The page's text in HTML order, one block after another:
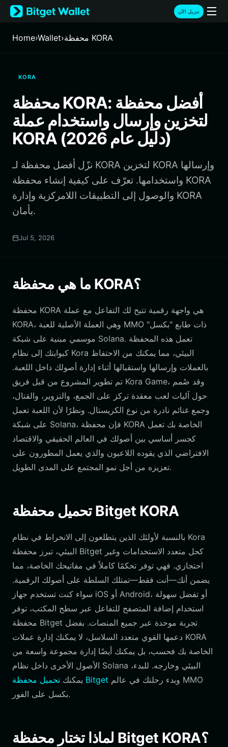
English
日本語
Русский
Italiano
Deutsch
简体中文
繁體中文
Português (Portugal)
ภาษาไทย
हिन्दी
Español
Português (Brasil)
تنزيل الآن
Home›Wallet› محفظة KORA
KORA
محفظة KORA: أفضل محفظة
لتخزين وإرسال واستخدام عملة
KORA (دليل عام 2026)
نزّل أفضل محفظة لـ KORA لتخزين KORA وإرسالها
واستخدامها. تعرّف على كيفية إنشاء محفظة KORA
والوصول إلى التطبيقات اللامركزية وإدارة KORA
بأمان.
Jul 5, 2026
ما هي محفظة KORA؟
محفظة KORA هي واجهة رقمية تتيح لك التفاعل مع عملة
KORA، وهي العملة الأصلية للعبة MMO ذات طابع "بكسل"
موسمي مبنية على شبكة Solana. تعمل هذه المحفظة
كبوابتك إلى نظام Kora البيئي، مما يمكنك من الاحتفاظ
بالعملات وإرسالها واستقبالها أثناء إدارة أصولك داخل اللعبة.
تم تطوير المشروع من قبل فريق Kora Game، وقد صُمم
حول آليات لعب معقدة تركز على الجمع، والتزوير، والقتال،
وجمع غنائم نادرة من نوع الكريستال. ونظرًا لأن اللعبة تعمل
على شبكة Solana، فإن محفظة KORA الخاصة بك تعمل
كجسر أساسي بين أصولك في العالم الحقيقي والاقتصاد
الافتراضي الذي يقوده اللاعبون والذي يعمل المطورون على
تعزيزه من أجل نمو المجتمع على المدى الطويل.
تحميل محفظة Bitget KORA
بالنسبة لأولئك الذين يتطلعون إلى الانخراط في نظام Kora
البيئي، تبرز محفظة Bitget كحل متعدد الاستخدامات وغير
احتجازي. فهي توفر تحكمًا كاملاً في مفاتيحك الخاصة، مما
يضمن أنك—أنت فقط—تمتلك السلطة على أصولك الرقمية.
سواء كنت تستخدم جهاز iOS أو Android، أو تفضل سهولة
استخدام إضافة المتصفح للتفاعل عبر سطح المكتب، توفر
محفظة Bitget تجربة موحدة عبر جميع المنصات. بفضل
دعمها القوي متعدد السلاسل، لا يمكنك إدارة عملات KORA
الخاصة بك فحسب، بل يمكنك أيضًا إدارة مجموعة واسعة من
الأصول الأخرى داخل نظام Solana البيئي وخارجه. للبدء،
يمكنك تحميل محفظة Bitget
بكسل على الفور.
لماذا تختار محفظة Bitget KORA؟